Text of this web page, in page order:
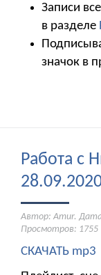
Записи
в разделе
значок в
Работа с
Автор: Amur.
Просмотров: 1755
СКАЧАТЬ mp3